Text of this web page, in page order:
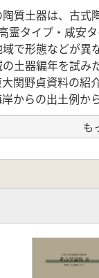
質土器は、古式
霊タイプ・咸安
で形態などが異な
土器編年を試み
関野貞資料の紹
からの出土例か
も